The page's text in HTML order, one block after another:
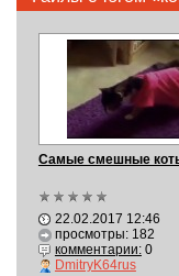
Самые смешные
22.02.2017 12:46
просмотры: 182
комментарии:0
DmitryK64rus